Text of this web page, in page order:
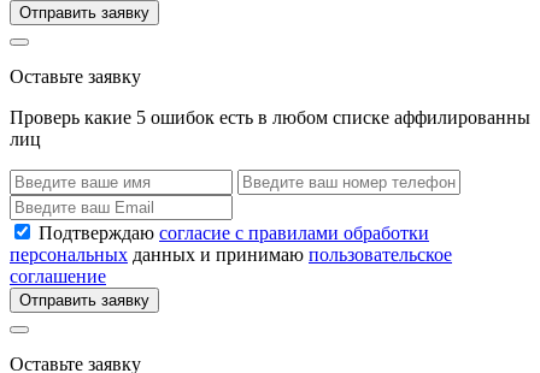
Отправить заявку
Оставьте заявку
Проверь какие 5 ошибок есть в любом списке аффилированны
лиц
Подтверждаю согласие с правилами обработки
персональных данных и принимаю пользовательское
соглашение
Отправить заявку
Оставьте заявку